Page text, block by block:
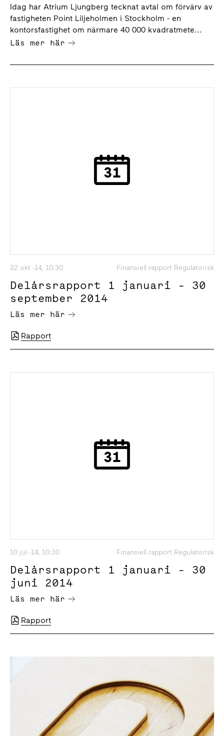
Idag har Atrium Ljungberg tecknat avtal om förvärv av
fastigheten Point Liljeholmen i Stockholm - en
kontorsfastighet om närmare 40 000 kvadratmete...
Läs mer här
22 okt -14, 10:30 Finansiell rapport Regulatorisk
Delårsrapport 1 januari - 30
september 2014
Läs mer här
Rapport
10 jul -14, 10:30 Finansiell rapport Regulatorisk
Delårsrapport 1 januari - 30
juni 2014
Läs mer här
Rapport